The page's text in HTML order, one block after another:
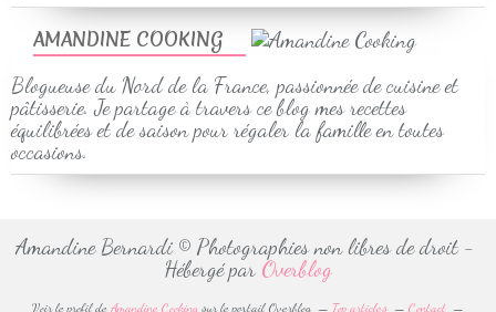
AMANDINE COOKING
Blogueuse du Nord de la France, passionnée de cuisine et
pâtisserie. Je partage à travers ce blog mes recettes
équilibrées et de saison pour régaler la famille en toutes
occasions.
Amandine Bernardi © Photographies non libres de droit -
Hébergé par Overblog
Voir le profil de Amandine Cooking sur le portail Overblog Top articles Contact